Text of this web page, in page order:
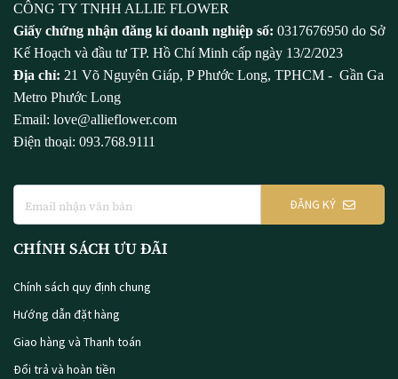
CÔNG TY TNHH ALLIE FLOWER
Giấy chứng nhận đăng kí doanh nghiệp số: 0317676950 do Sở
Kế Hoạch và đầu tư TP. Hồ Chí Minh cấp ngày 13/2/2023
Địa chỉ: 21 Võ Nguyên Giáp, P Phước Long, TPHCM - Gần Ga
Metro Phước Long
Email: love@allieflower.com
Điện thoại: 093.768.9111
ĐĂNG KÝ
CHÍNH SÁCH ƯU ĐÃI
Chính sách quy định chung
Hướng dẫn đặt hàng
Giao hàng và Thanh toán
Đổi trả và hoàn tiền